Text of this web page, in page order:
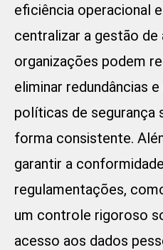
eficiência operacional
centralizar a gestão de
organizações podem
eliminar redundâncias
políticas de segurança
forma consistente.
garantir a
regulamentações,
um controle rigoroso
acesso aos dados